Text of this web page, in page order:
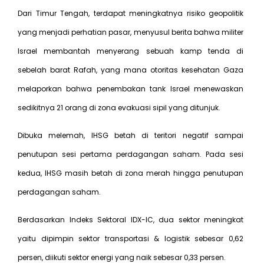
Dari Timur Tengah, terdapat meningkatnya risiko geopolitik
yang menjadi perhatian pasar, menyusul berita bahwa militer
Israel membantah menyerang sebuah kamp tenda di
sebelah barat Rafah, yang mana otoritas kesehatan Gaza
melaporkan bahwa penembakan tank Israel menewaskan
sedikitnya 21 orang di zona evakuasi sipil yang ditunjuk.
Dibuka melemah, IHSG betah di teritori negatif sampai
penutupan sesi pertama perdagangan saham. Pada sesi
kedua, IHSG masih betah di zona merah hingga penutupan
perdagangan saham.
Berdasarkan Indeks Sektoral IDX-IC, dua sektor meningkat
yaitu dipimpin sektor transportasi & logistik sebesar 0,62
persen, diikuti sektor energi yang naik sebesar 0,33 persen.